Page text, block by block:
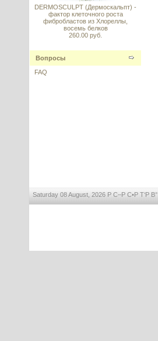
Vitamin C стабильный (Витамин
C) Magnesium Ascorbyl
DERMOSCULPT (Дермоскальпт) -
фактор клеточного роста
фибробластов из Хлореллы,
восемь белков
260.00 руб.
Вопросы
FAQ
Saturday 08 August, 2026 Р С–Р С•Р Т‘Р В°